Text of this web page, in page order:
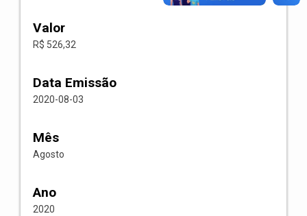
Valor
R$ 526,32
Data Emissão
2020-08-03
Mês
Agosto
Ano
2020